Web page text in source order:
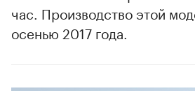
час. Производство этой
осенью 2017 года.